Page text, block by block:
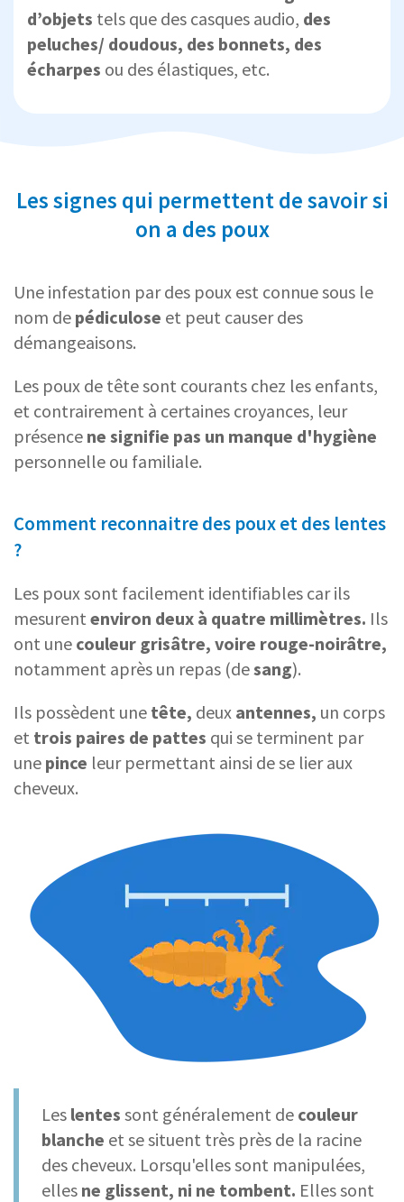
d’objets tels que des casques audio, des
peluches/ doudous, des bonnets, des
écharpes ou des élastiques, etc.
Les signes qui permettent de savoir si
on a des poux
Une infestation par des poux est connue sous le
nom de pédiculose et peut causer des
démangeaisons.
Les poux de tête sont courants chez les enfants,
et contrairement à certaines croyances, leur
présence ne signifie pas un manque d'hygiène
personnelle ou familiale.
Comment reconnaitre des poux et des lentes
?
Les poux sont facilement identifiables car ils
mesurent environ deux à quatre millimètres. Ils
ont une couleur grisâtre, voire rouge-noirâtre,
notamment après un repas (desang).
Ils possèdent une tête, deux antennes, un corps
et trois paires de pattes qui se terminent par
une pince leur permettant ainsi de se lier aux
cheveux.
Les lentes sont généralement de couleur
blanche et se situent très près de la racine
des cheveux. Lorsqu'elles sont manipulées,
elles ne glissent, ni ne tombent. Elles sont